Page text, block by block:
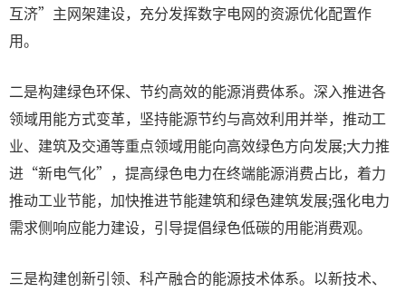
互济”主网架建设，充分发挥数字电网的资源优化配置作
用。
二是构建绿色环保、节约高效的能源消费体系。深入推进各
领域用能方式变革，坚持能源节约与高效利用并举，推动工
业、建筑及交通等重点领域用能向高效绿色方向发展;大力推
进“新电气化”，提高绿色电力在终端能源消费占比，着力
推动工业节能，加快推进节能建筑和绿色建筑发展;强化电力
需求侧响应能力建设，引导提倡绿色低碳的用能消费观。
三是构建创新引领、科产融合的能源技术体系。以新技术、